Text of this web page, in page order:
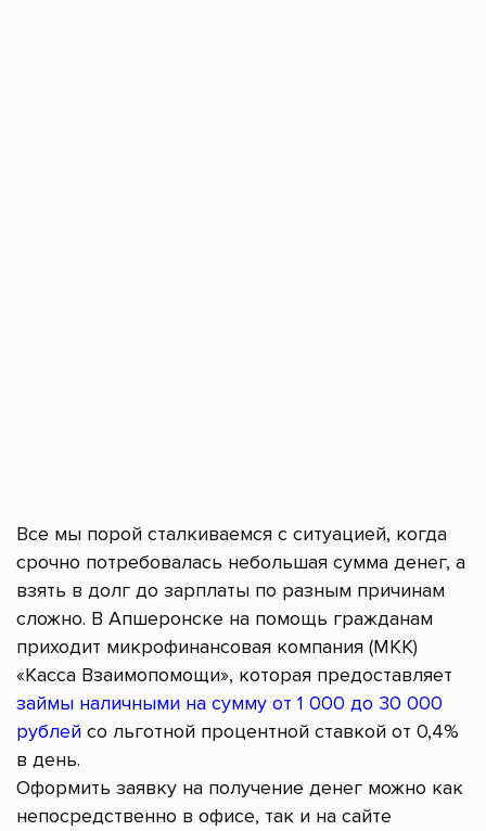
Все мы порой сталкиваемся с ситуацией, когда
срочно потребовалась небольшая сумма денег, а
взять в долг до зарплаты по разным причинам
сложно. В Апшеронске на помощь гражданам
приходит микрофинансовая компания (МКК)
«Касса Взаимопомощи», которая предоставляет
займы наличными на сумму от 1 000 до 30 000
рублей со льготной процентной ставкой от 0,4%
в день.
Оформить заявку на получение денег можно как
непосредственно в офисе, так и на сайте